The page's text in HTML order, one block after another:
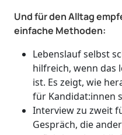
Und für den Alltag
einfache Methoden:
Lebenslauf selbst
hilfreich, wenn das
ist. Es zeigt, wie
für Kandidat:innen
Interview zu zweit
Gespräch, die